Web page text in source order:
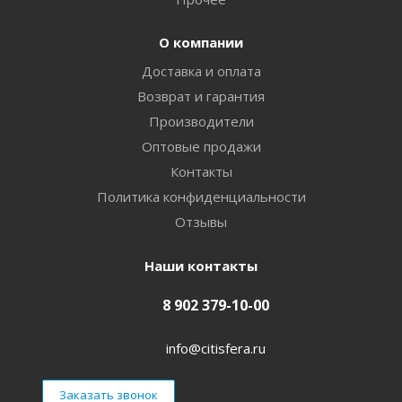
О компании
Доставка и оплата
Возврат и гарантия
Производители
Оптовые продажи
Контакты
Политика конфиденциальности
Отзывы
Наши контакты
8 902 379-10-00
info@citisfera.ru
Заказать звонок